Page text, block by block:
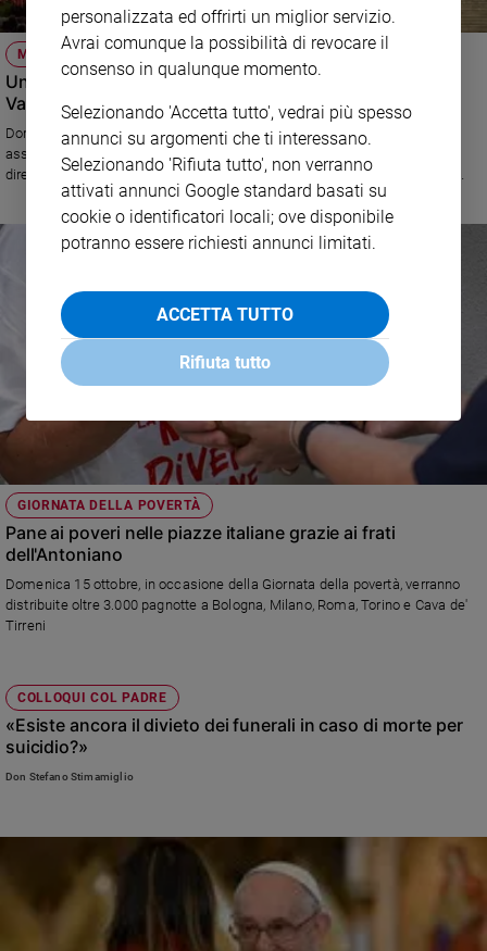
MUSICA E SOLIDARIETÀ
Una donna alla direzione del Concerto per i poveri in
Vaticano
Domani 15 dicembre 3.000 persone senza fissa dimora o indigenti
assisteranno nell'Aula Paolo VI a un concerto che vede alternarsi alla
direzione dell'orchestra Mons. Marco Frisina e Speranza Scappucci. Per
loro anche una cena e generi di conforto
GIORNATA DELLA POVERTÀ
Pane ai poveri nelle piazze italiane grazie ai frati
dell'Antoniano
Domenica 15 ottobre, in occasione della Giornata della povertà, verranno
distribuite oltre 3.000 pagnotte a Bologna, Milano, Roma, Torino e Cava de'
Tirreni
COLLOQUI COL PADRE
«Esiste ancora il divieto dei funerali in caso di morte per
suicidio?»
Don Stefano Stimamiglio
personalizzata ed offrirti un miglior servizio.
Avrai comunque la possibilità di revocare il
consenso in qualunque momento.
Selezionando 'Accetta tutto', vedrai più spesso
annunci su argomenti che ti interessano.
Selezionando 'Rifiuta tutto', non verranno
attivati annunci Google standard basati su
cookie o identificatori locali; ove disponibile
potranno essere richiesti annunci limitati.
ACCETTA TUTTO
Rifiuta tutto